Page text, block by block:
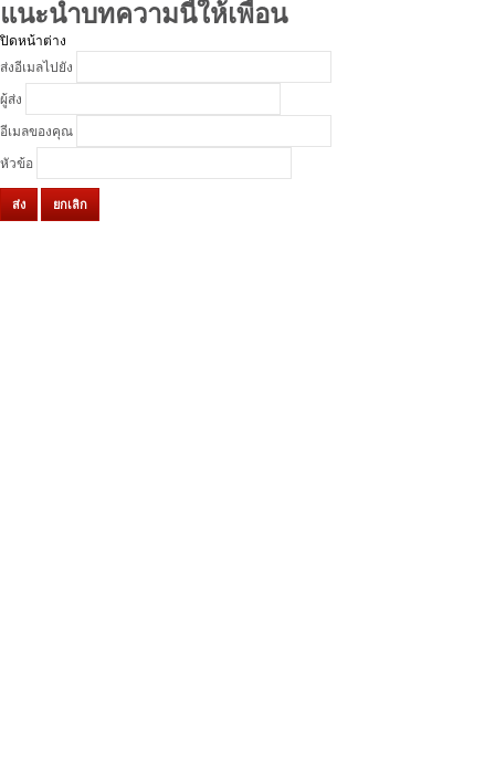
แนะนำบทความนี้ให้เพื่อน
ปิดหน้าต่าง
ส่งอีเมลไปยัง
ผู้ส่ง
อีเมลของคุณ
หัวข้อ
ส่ง ยกเลิก